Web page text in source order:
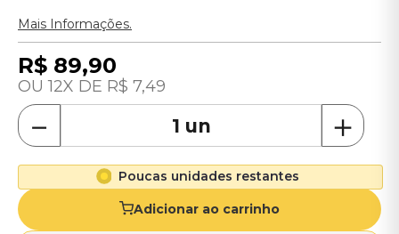
Mais Informações.
R$ 89,90
12 R$ 7,49
＋
－
Poucas unidades restantes
Adicionar ao carrinho